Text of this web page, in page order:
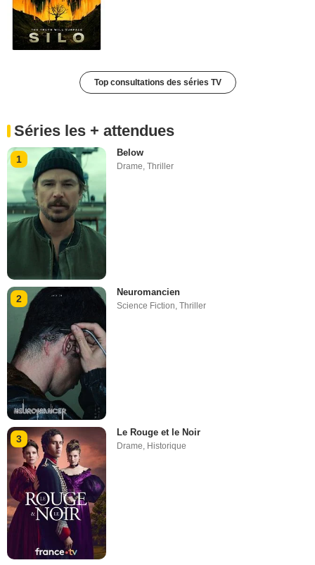
Top consultations des séries TV
Séries les + attendues
1
Below
Drame,Thriller
2
Neuromancien
Science Fiction,Thriller
3
Le Rouge et le Noir
Drame Historique